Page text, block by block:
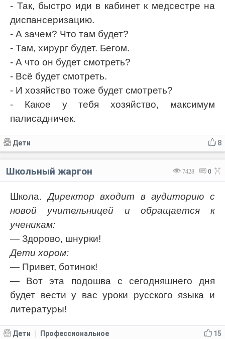
- Так, быстро иди в кабинет к медсестре на
диспансеризацию.
- А зачем? Что там будет?
- Там, хирург будет. Бегом.
- А что он будет смотреть?
- Всё будет смотреть.
- И хозяйство тоже будет смотреть?
- Какое у тебя хозяйство, максимум
палисадничек.
8
Дети
7428 0
Школьный жаргон
Школа.Директор входит в аудиторию с
новой учительницей и обращается к
ученикам:
— Здорово, шнурки!
Дети хором:
— Привет, ботинок!
— Вот эта подошва с сегодняшнего дня
будет вести у вас уроки русского языка и
литературы!
15
Дети Профессиональное